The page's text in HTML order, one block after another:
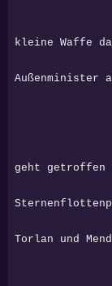
der in
kleine Waffe
Außenminister
Der
geht getroffen
lauten
Caylon
Torlan und